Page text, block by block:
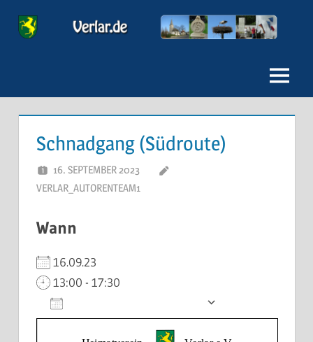
Inhalt
Verlar
Menu
Schnadgang (Südroute)
16. SEPTEMBER 2023
VERLAR_AUTORENTEAM1
Wann
16.09.23
13:00 - 17:30